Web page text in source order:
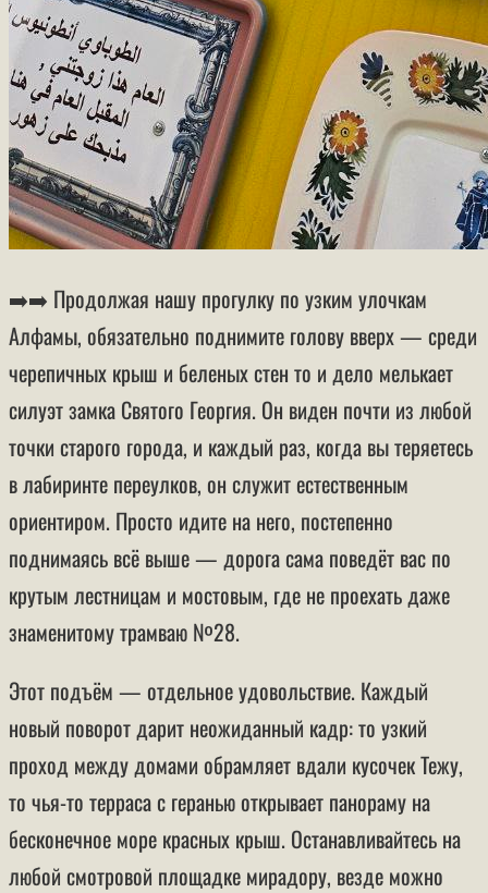
➡️➡️ Продолжая нашу прогулку по узким улочкам
Алфамы, обязательно поднимите голову вверх — среди
черепичных крыш и беленых стен то и дело мелькает
силуэт замка Святого Георгия. Он виден почти из любой
точки старого города, и каждый раз, когда вы теряетесь
в лабиринте переулков, он служит естественным
ориентиром. Просто идите на него, постепенно
поднимаясь всё выше — дорога сама поведёт вас по
крутым лестницам и мостовым, где не проехать даже
знаменитому трамваю №28.
Этот подъём — отдельное удовольствие. Каждый
новый поворот дарит неожиданный кадр: то узкий
проход между домами обрамляет вдали кусочек Тежу,
то чья-то терраса с геранью открывает панораму на
бесконечное море красных крыш. Останавливайтесь на
любой смотровой площадке мирадору, везде можно